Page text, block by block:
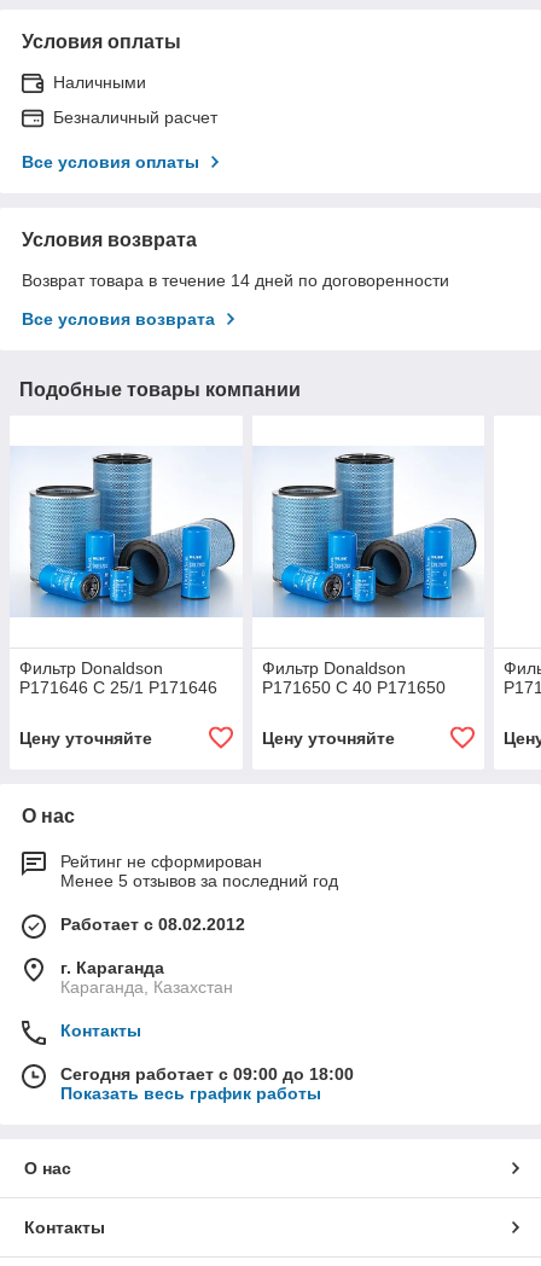
Условия оплаты
Наличными
Безналичный расчет
Все условия оплаты
Условия возврата
Возврат товара в течение 14 дней по договоренности
Все условия возврата
Подобные товары компании
Фильтр Donaldson
P171646 C 25/1 P171646
Цену уточняйте
Фильтр Donaldson
P171650 C 40 P171650
Цену уточняйте
О нас
Рейтинг не сформирован
Менее 5 отзывов за последний год
Работает с 08.02.2012
г. Караганда
Караганда, Казахстан
Контакты
Сегодня работает с 09:00 до 18:00
Показать весь график работы
О нас
Контакты